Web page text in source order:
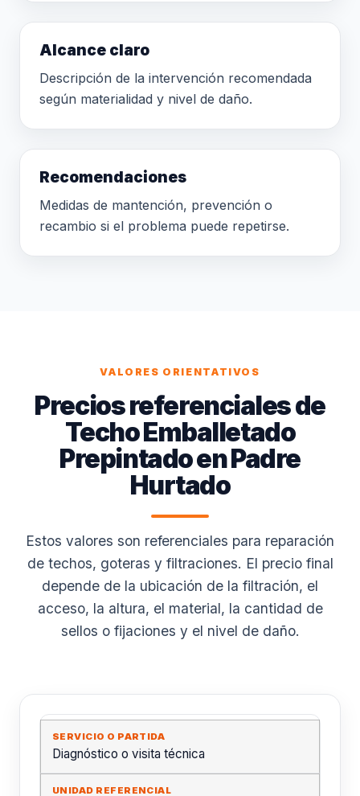
Alcance claro
Descripción de la intervención recomendada
según materialidad y nivel de daño.
Recomendaciones
Medidas de mantención, prevención o
recambio si el problema puede repetirse.
VALORES ORIENTATIVOS
Precios referenciales de
Techo Emballetado
Prepintado en Padre
Hurtado
Estos valores son referenciales para reparación
de techos, goteras y filtraciones. El precio final
depende de la ubicación de la filtración, el
acceso, la altura, el material, la cantidad de
sellos o fijaciones y el nivel de daño.
Diagnóstico o visita técnica